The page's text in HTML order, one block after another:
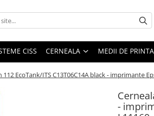
CISS CERNEALA MEDII DE
EcoTank/ITS C13T06C14A black - imprimante
-